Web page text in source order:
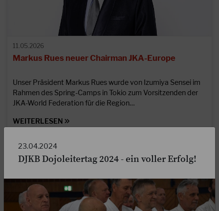
11.05.2026
Markus Rues neuer Chairman JKA-Europe
Unser Präsident Markus Rues wurde von Izumiya Sensei im
Rahmen des Spring-Camps in Tokio zum Vorsitzenden der
JKA-World Federation für die Region…
WEITERLESEN
23.04.2024
DJKB Dojoleitertag 2024 - ein voller Erfolg!